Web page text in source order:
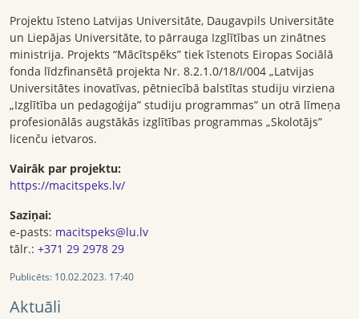
Projektu īsteno Latvijas Universitāte, Daugavpils Universitāte
un Liepājas Universitāte, to pārrauga Izglītības un zinātnes
ministrija. Projekts “Mācītspēks” tiek īstenots Eiropas Sociālā
fonda līdzfinansētā projekta Nr. 8.2.1.0/18/I/004 „Latvijas
Universitātes inovatīvas, pētniecībā balstītas studiju virziena
„Izglītība un pedagoģija” studiju programmas” un otrā līmeņa
profesionālās augstākās izglītības programmas „Skolotājs”
licenču ietvaros.
Vairāk par projektu:
https://macitspeks.lv/
Saziņai:
e-pasts: macitspeks@lu.lv
tālr.: +371 29 2978 29
Publicēts: 10.02.2023. 17:40
Aktuāli